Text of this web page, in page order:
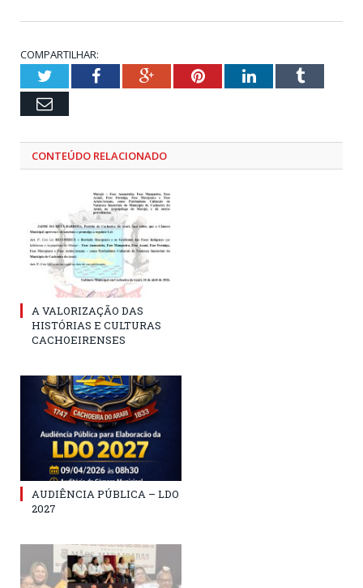
COMPARTILHAR:
TwitterFacebookGoogle+PinterestLinkedInTumblr
Email
CONTEÚDO RELACIONADO
A VALORIZAÇÃO DAS
HISTÓRIAS E CULTURAS
CACHOEIRENSES
AUDIÊNCIA PÚBLICA – LDO
2027